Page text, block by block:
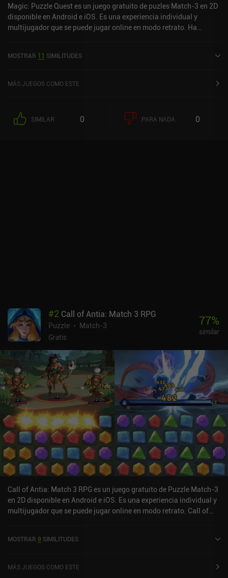
Magic: Puzzle Quest es un juego gratuito de puzles Match-3 en 2D
disponible en Android e iOS. Es una experiencia individual y
multijugador que se puede jugar online en modo retrato. Ha
valoración actual de 4,3 sobre 5,0 en Google Play y de 4,4 sobre 5,0
MOSTRAR 11 SIMILITUDES
MÁS JUEGOS COMO ESTE
SIMILAR 0 PARA NADA 0
#2 Call of Antia: Match 3 RPG
Puzzle
Match-3
Gratis
77%
similar
Call of Antia: Match 3 RPG es un juego gratuito de Puzzle Match-3
en 2D disponible en Android e iOS. Es una experiencia individual y
multijugador que se puede jugar online en modo retrato. Call of
en la App Store de iOS.
MOSTRAR 9 SIMILITUDES
MÁS JUEGOS COMO ESTE